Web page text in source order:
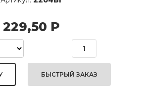
229,50 Р
БЫСТРЫЙ ЗАКАЗ